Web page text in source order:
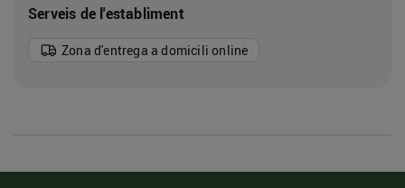
Serveis de l'establiment
Zona d'entrega a domicili online